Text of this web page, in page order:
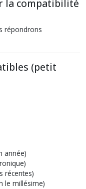
la compatibilité
répondrons
(petit
année)
récentes)
le millésime)